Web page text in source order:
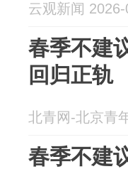
云观新闻
春季不建
回归正轨
北青网-北京青
春季不建